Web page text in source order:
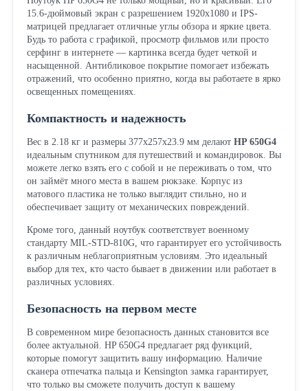
15.6-дюймовый экран с разрешением 1920x1080 и IPS-
матрицей предлагает отличные углы обзора и яркие цвета.
Будь то работа с графикой, просмотр фильмов или просто
серфинг в интернете — картинка всегда будет четкой и
насыщенной. Антибликовое покрытие помогает избежать
отражений, что особенно приятно, когда вы работаете в ярко
освещенных помещениях.
Компактность и надежность
Вес в 2.18 кг и размеры 377x257x23.9 мм делают HP 650G4
идеальным спутником для путешествий и командировок. Вы
можете легко взять его с собой и не переживать о том, что
он займёт много места в вашем рюкзаке. Корпус из
матового пластика не только выглядит стильно, но и
обеспечивает защиту от механических повреждений.
Кроме того, данный ноутбук соответствует военному
стандарту MIL-STD-810G, что гарантирует его устойчивость
к различным неблагоприятным условиям. Это идеальный
выбор для тех, кто часто бывает в движении или работает в
различных условиях.
Безопасность на первом месте
В современном мире безопасность данных становится все
более актуальной. HP 650G4 предлагает ряд функций,
которые помогут защитить вашу информацию. Наличие
сканера отпечатка пальца и Kensington замка гарантирует,
что только вы сможете получить доступ к вашему